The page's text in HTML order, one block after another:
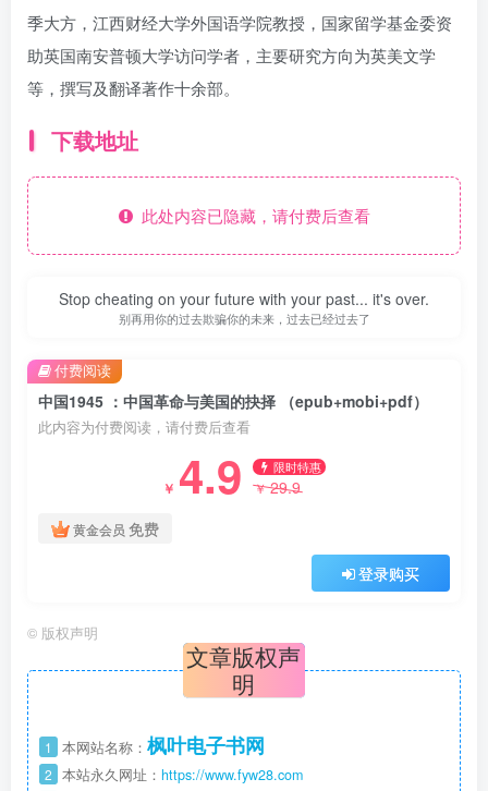
季大方，江西财经大学外国语学院教授，国家留学基金委资
助英国南安普顿大学访问学者，主要研究方向为英美文学
等，撰写及翻译著作十余部。
下载地址
此处内容已隐藏，请付费后查看
Stop cheating on your future with your past... it's over.
别再用你的过去欺骗你的未来，过去已经过去了
中国1945 ：中国革命与美国的抉择 （epub+mobi+pdf）
此内容为付费阅读，请付费后查看
￥ 4.9 限时特惠
￥29.9
黄金会员 免费
登录购买
付费阅读
© 版权声明
文章版权声
明
1 本网站名称： 枫叶电子书网
2 本站永久网址： https://www.fyw28.com